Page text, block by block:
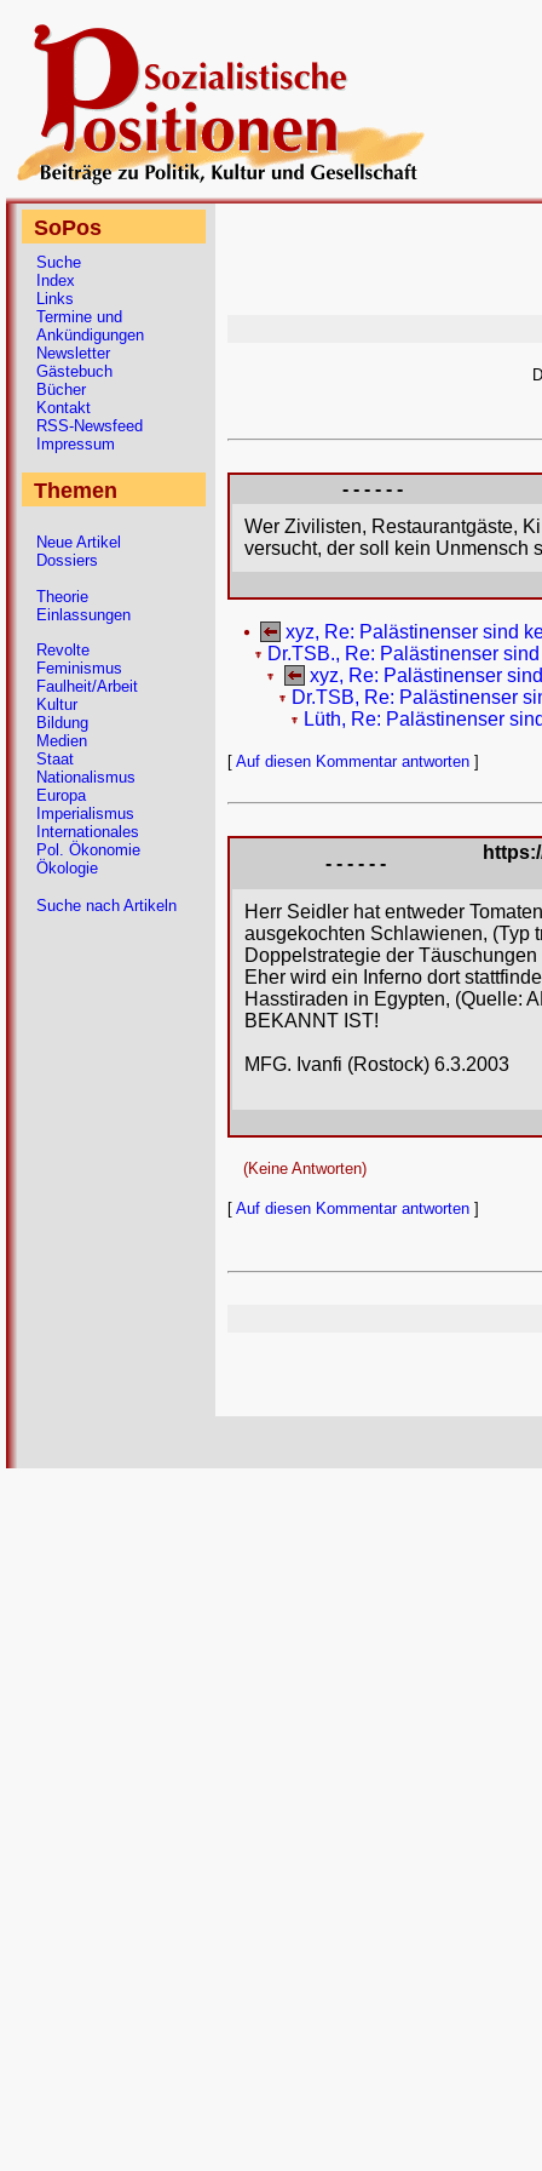
- - - - - -
Wer Zivilisten, Restaurantgäste,
versucht, der soll kein Unmensch
xyz, Re: Palästinenser sind
Dr.TSB., Re: Palästinenser
xyz, Re: Palästinenser
Dr.TSB, Re: Palästinenser
Lüth, Re: Palästinenser
[ Auf diesen Kommentar antworten ]
- - - - - -
Herr Seidler hat entweder
ausgekochten Schlawienen, (Typ
Doppelstrategie der
Eher wird ein Inferno dort
Hasstiraden in Egypten, (Quelle:
BEKANNT IST!
MFG. Ivanfi (Rostock) 6.3.2003
(Keine Antworten)
[ Auf diesen Kommentar antworten ]
SoPos
Suche
Index
Links
Termine und
Ankündigungen
Newsletter
Gästebuch
Bücher
Kontakt
RSS-Newsfeed
Impressum
Themen
Neue Artikel
Dossiers
Theorie
Einlassungen
Revolte
Feminismus
Faulheit/Arbeit
Kultur
Bildung
Medien
Staat
Nationalismus
Europa
Imperialismus
Internationales
Pol. Ökonomie
Ökologie
Suche nach Artikeln